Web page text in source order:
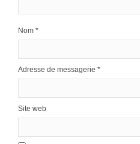
Nom *
Adresse de messagerie *
Site web